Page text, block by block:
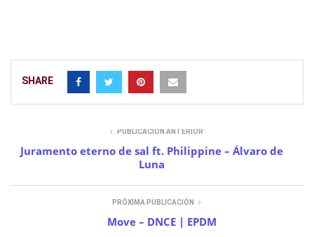
SHARE
PUBLICACIÓN ANTERIOR
Juramento eterno de sal ft. Philippine – Álvaro de
Luna
PRÓXIMA PUBLICACIÓN
Move – DNCE | EPDM